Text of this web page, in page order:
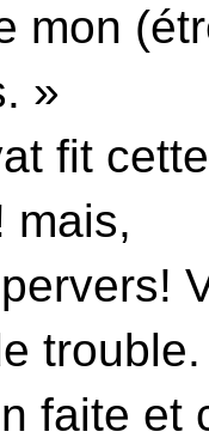
mon
»
fit
mais,
faite et